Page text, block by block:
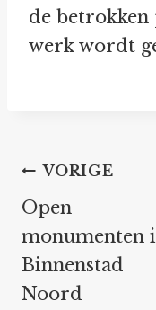
de
werk wordt
Bericht
navigatie
VORIGE
Open
monumenten
Binnenstad
Noord